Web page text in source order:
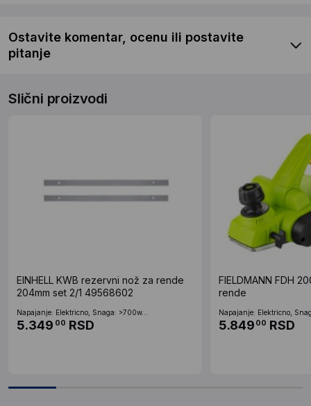
Ostavite komentar, ocenu ili postavite
pitanje
Slični proizvodi
EINHELL KWB rezervni nož za rende
204mm set 2/1 49568602
Napajanje: Elektricno, Snaga: >700w...
5.349 00 RSD
FIELDMANN FDH
rende
Napajanje: Elektricno,
5.849 00 RSD